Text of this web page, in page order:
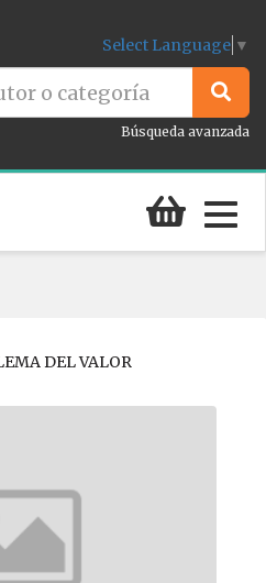
Select Language ▼
Búsqueda avanzada
DEL VALOR